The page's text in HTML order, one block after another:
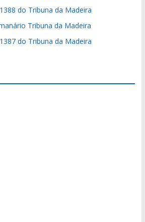
do Tribuna da Madeira
Tribuna da Madeira
do Tribuna da Madeira